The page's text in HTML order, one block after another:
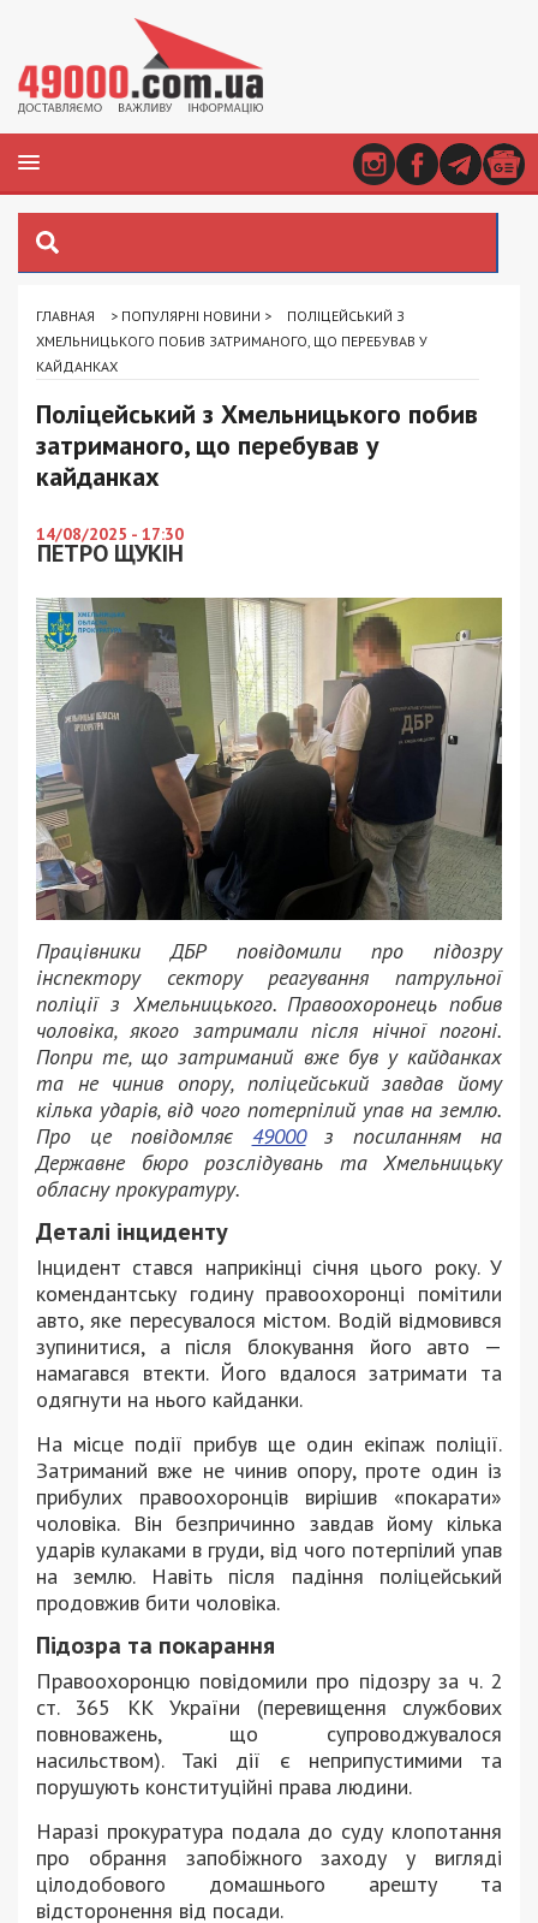
ГЛАВНАЯ > ПОПУЛЯРНІ НОВИНИ >
ПОЛІЦЕЙСЬКИЙ З
ХМЕЛЬНИЦЬКОГО ПОБИВ ЗАТРИМАНОГО, ЩО ПЕРЕБУВАВ У
КАЙДАНКАХ
Поліцейський з Хмельницького побив
затриманого, що перебував у
кайданках
14/08/2025 - 17:30
ПЕТРО ЩУКІН
Працівники ДБР повідомили про підозру
інспектору сектору реагування патрульної
поліції з Хмельницького. Правоохоронець побив
чоловіка, якого затримали після нічної погоні.
Попри те, що затриманий вже був у кайданках
та не чинив опору, поліцейський завдав йому
кілька ударів, від чого потерпілий упав на землю.
Про це повідомляє 49000з посиланням на
Державне бюро розслідувань та Хмельницьку
обласну прокуратуру.
Деталі інциденту
Інцидент стався наприкінці січня цього року. У
комендантську годину правоохоронці помітили
авто, яке пересувалося містом. Водій відмовився
зупинитися, а після блокування його авто —
намагався втекти. Його вдалося затримати та
одягнути на нього кайданки.
На місце події прибув ще один екіпаж поліції.
Затриманий вже не чинив опору, проте один із
прибулих правоохоронців вирішив «покарати»
чоловіка. Він безпричинно завдав йому кілька
ударів кулаками в груди, від чого потерпілий упав
на землю. Навіть після падіння поліцейський
продовжив бити чоловіка.
Підозра та покарання
Правоохоронцю повідомили про підозру за ч. 2
ст. 365 КК України (перевищення службових
повноважень, що супроводжувалося
насильством). Такі дії є неприпустимими та
порушують конституційні права людини.
Наразі прокуратура подала до суду клопотання
про обрання запобіжного заходу у вигляді
цілодобового домашнього арешту та
відсторонення від посади.